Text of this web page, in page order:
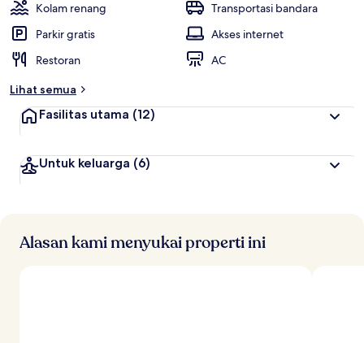
Kolam renang
Transportasi bandara
Parkir gratis
Akses internet
Restoran
AC
Lihat semua
Fasilitas utama (12)
Untuk keluarga (6)
Alasan kami menyukai properti ini